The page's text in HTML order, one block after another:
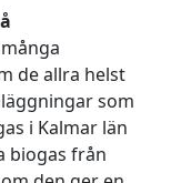
de allra helst
som
i Kalmar län
biogas från